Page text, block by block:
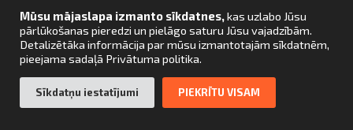
Lietuva Latvija
UZ SĀKUMU
© Arsenal Tehnikas noma 2021. Visas tiesības aizsargātas. Mājaslapas
izstrāde –bettrweb.com
Mūsu mājaslapa izmanto sīkdatnes,kas uzlabo Jūsu
pārlūkošanas pieredzi un pielāgo saturu Jūsu vajadzībām.
Detalizētāka informācija par mūsu izmantotajām sīkdatnēm,
pieejama sadaļā Privātuma politika.
Sīkdatņu iestatījumi PIEKRĪTU VISAM